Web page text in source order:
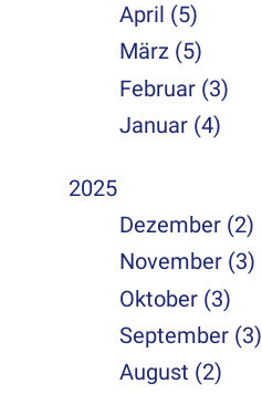
April (5)
März (5)
Februar (3)
Januar (4)
2025
Dezember (2)
November (3)
Oktober (3)
September (3)
August (2)